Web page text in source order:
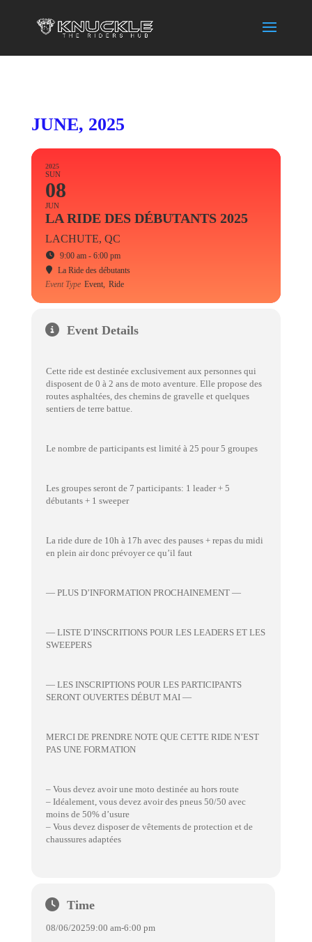
JUNE, 2025
2025
SUN
08
JUN
LA RIDE DES DÉBUTANTS 2025
LACHUTE, QC
9:00 am - 6:00 pm
La Ride des débutants
Event Type Event, Ride
Event Details
Cette ride est destinée exclusivement aux personnes qui
disposent de 0 à 2 ans de moto aventure. Elle propose des
routes asphaltées, des chemins de gravelle et quelques
sentiers de terre battue.
Le nombre de participants est limité à 25 pour 5 groupes
Les groupes seront de 7 participants: 1 leader + 5
débutants + 1 sweeper
La ride dure de 10h à 17h avec des pauses + repas du midi
en plein air donc prévoyer ce qu’il faut
— PLUS D’INFORMATION PROCHAINEMENT —
— LISTE D’INSCRITIONS POUR LES LEADERS ET LES
SWEEPERS
— LES INSCRIPTIONS POUR LES PARTICIPANTS
SERONT OUVERTES DÉBUT MAI —
MERCI DE PRENDRE NOTE QUE CETTE RIDE N’EST
PAS UNE FORMATION
– Vous devez avoir une moto destinée au hors route
– Idéalement, vous devez avoir des pneus 50/50 avec
moins de 50% d’usure
– Vous devez disposer de vêtements de protection et de
chaussures adaptées
Time
08/06/20259:00 am-6:00 pm